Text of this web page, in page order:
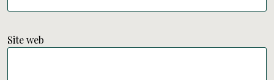
Site web